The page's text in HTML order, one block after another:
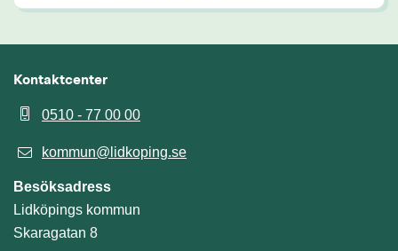
Kontaktcenter
0510 - 77 00 00
kommun@lidkoping.se
Besöksadress
Lidköpings kommun
Skaragatan 8